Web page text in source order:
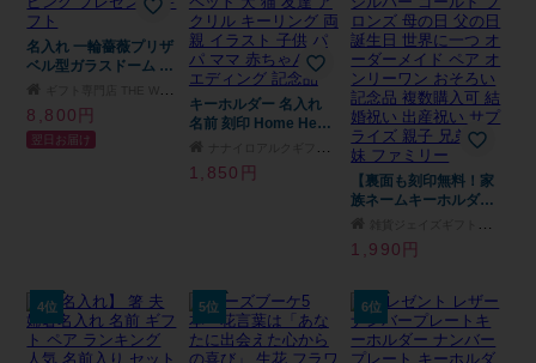
名入れ 一輪薔薇プリザ
ベル型ガラスドーム バ
モンド プロポーズ 美
女と野獣 結婚記念日
誕生日プレゼント プリ
8,800円
翌日お届け
キーホルダー 名入れ
名前 刻印 Home Heart
ー 結婚記念日 敬老の
日 母の日 父の日 誕生
ング 両親 イラスト 子
供 パパ ママ 赤ちゃん
ウエディング 記念品
1,850円
【裏面も刻印無料！家
族ネームキーホルダ
FL20 【メッセージカ
ード/ギフトラッピング
名入れ無料 かわいいオ
リジナルデザイン！木
目調 シルバー ゴール
ド ブロンズ 母の日 父
1,990円
4位 5位 6位